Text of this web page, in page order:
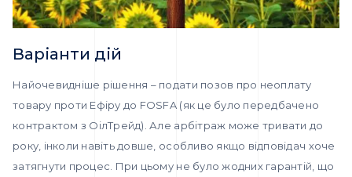
Варіанти дій
Найочевидніше рішення – подати позов про неоплату
товару проти Ефіру до FOSFA (як це було передбачено
контрактом з ОілТрейд). Але арбітраж може тривати до
року, інколи навіть довше, особливо якщо відповідач хоче
затягнути процес. При цьому не було жодних гарантій, що